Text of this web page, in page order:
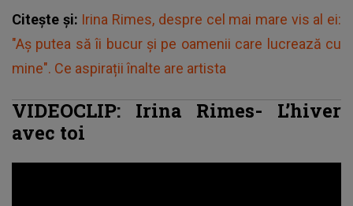
Citește și: Irina Rimes, despre cel mai mare vis al ei:
"Aș putea să îi bucur și pe oamenii care lucrează cu
mine". Ce aspirații înalte are artista
VIDEOCLIP: Irina Rimes- L’hiver
avec toi